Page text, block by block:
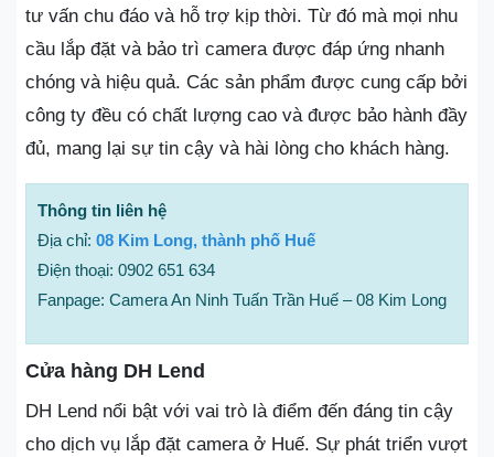
tư vấn chu đáo và hỗ trợ kịp thời. Từ đó mà mọi nhu
cầu lắp đặt và bảo trì camera được đáp ứng nhanh
chóng và hiệu quả. Các sản phẩm được cung cấp bởi
công ty đều có chất lượng cao và được bảo hành đầy
đủ, mang lại sự tin cậy và hài lòng cho khách hàng.
Thông tin liên hệ
Địa chỉ: 08 Kim Long, thành phố Huế
Điện thoại: 0902 651 634
Fanpage: Camera An Ninh Tuấn Trần Huế – 08 Kim Long
Cửa hàng DH Lend
DH Lend nổi bật với vai trò là điểm đến đáng tin cậy
cho dịch vụ lắp đặt camera ở Huế. Sự phát triển vượt